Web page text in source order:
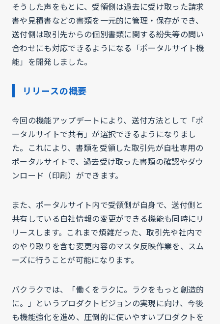
そうした声をもとに、受領側は過去に受け取った請求
書や見積書などの書類を一元的に管理・保存ができ、
送付側は取引先からの個別書類に関する紛失等の問い
合わせにも対応できるようになる「ポータルサイト機
能」を開発しました。
リリースの概要
今回の機能アップデートにより、送付方法として「ポ
ータルサイトで共有」が選択できるようになりまし
た。これにより、書類を受領した取引先が自社専用の
ポータルサイトで、過去受け取った書類の確認やダウ
ンロード（印刷）ができます。
また、ポータルサイト内で受領側が自身で、送付側と
共有している自社情報の変更ができる機能も同時にリ
リースします。これまで煩雑だった、取引先や社内で
のやり取りを含む変更内容のマスタ反映作業を、スム
ーズに行うことが可能になります。
バクラクでは、「働くをラクに。ラクをもっと創造的
に。」というプロダクトビジョンの実現に向け、今後
も機能強化を進め、圧倒的に使いやすいプロダクトを